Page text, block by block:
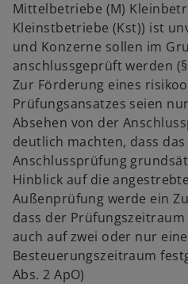
Mittelbetriebe (M)
Kleinstbetriebe (Kst)) ist
und Konzerne sollen im
anschlussgeprüft werden (§
Zur Förderung eines
Prüfungsansatzes seien
Absehen von der
deutlich machten, dass
Anschlussprüfung
Hinblick auf die
Außenprüfung werde ein
dass der
auch auf zwei oder nur
Besteuerungszeitraum
Abs. 2 ApO)